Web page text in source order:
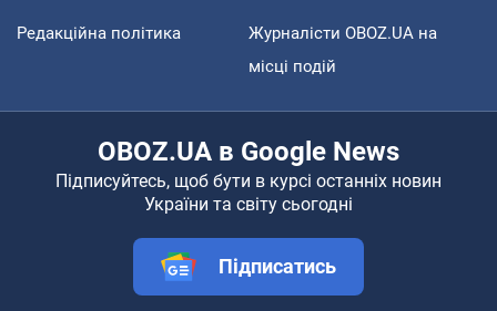
Редакційна політика
Журналісти OBOZ.UA на
місці подій
OBOZ.UA в Google News
Підписуйтесь, щоб бути в курсі останніх новин
України та світу сьогодні
Підписатись